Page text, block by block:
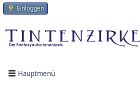
Einloggen
Hauptmenü